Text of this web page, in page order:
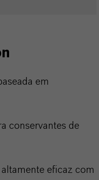
em
conservantes de
eficaz com